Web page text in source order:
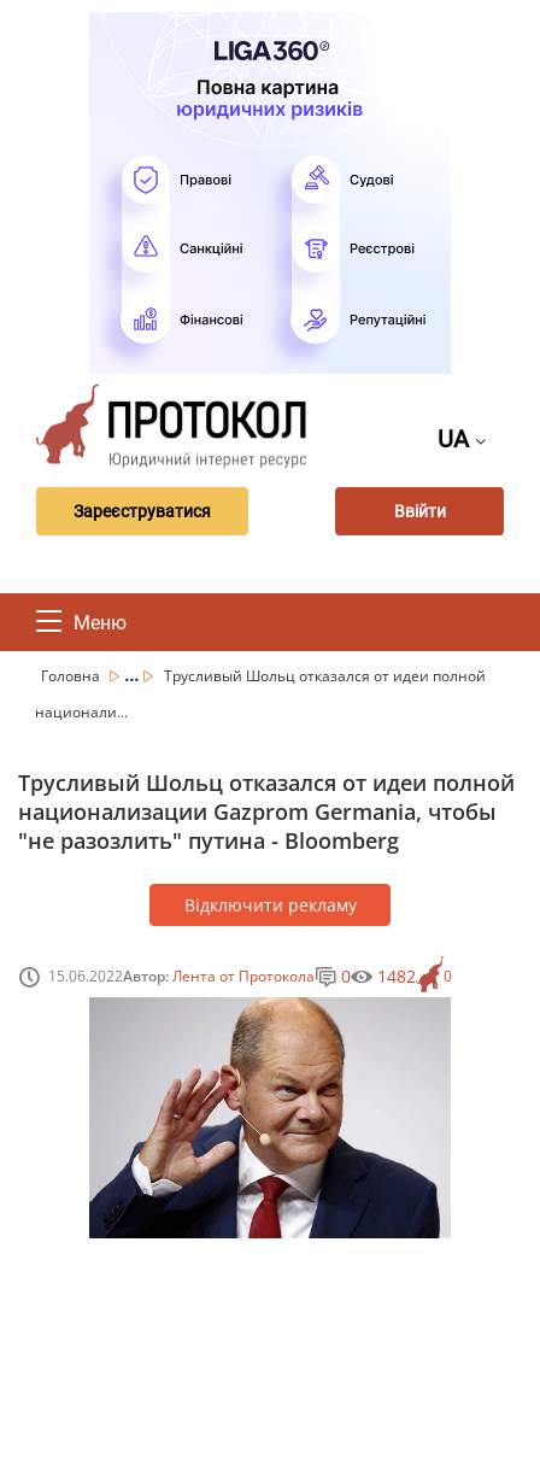
UA
Зареєструватися Ввійти
Меню
Головна ...
Трусливый Шольц отказался от идеи полной
национали...
Трусливый Шольц отказался от идеи полной
национализации Gazprom Germania, чтобы
"не разозлить" путина - Bloomberg
Відключити рекламу
15.06.2022Автор:Лента от Протокола 0
0 1482